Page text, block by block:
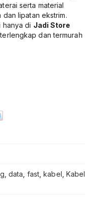
serta material
lipatan ekstrim.
hanya di Jadi Store
dan termurah
,data fast ,kabel Kabel